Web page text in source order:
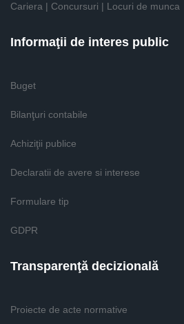
Cariera | Concursuri | Locuri de munca
Informaţii de interes public
Buget
Bilanţuri contabile
Achiziţii publice
Declaratii de avere si interese
Formulare tip
GDPR
Transparenţă decizională
Proiecte de acte normative